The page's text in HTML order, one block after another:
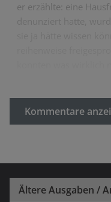
er erzählte: eine
Kommentare
Ältere Ausgaben /